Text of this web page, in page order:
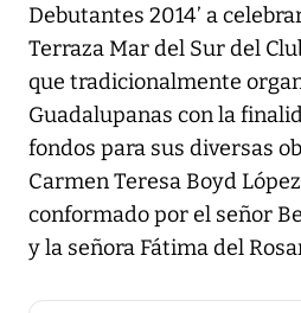
Debutantes 2014’ a
Terraza Mar del Sur del
que tradicionalmente
Guadalupanas con la
fondos para sus diversas
Carmen Teresa Boyd
conformado por el señor
y la señora Fátima del